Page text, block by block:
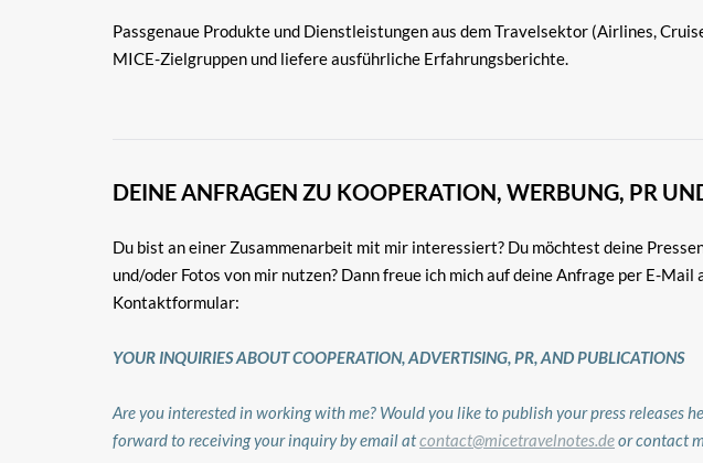
Passgenaue Produkte und Dienstleistungen aus dem Travelsektor (Airlines,
MICE-Zielgruppen und liefere ausführliche Erfahrungsberichte.
DEINE ANFRAGEN ZU KOOPERATION, WERBUNG, PR
Du bist an einer Zusammenarbeit mit mir interessiert? Du möchtest deine
und/oder Fotos von mir nutzen? Dann freue ich mich auf deine Anfrage per E-Mail
Kontaktformular:
YOUR INQUIRIES ABOUT COOPERATION, ADVERTISING, PR, AND PUBLICATIONS
Are you interested in working with me? Would you like to publish your press releases
forward to receiving your inquiry by email atcontact@micetravelnotes.deor contact